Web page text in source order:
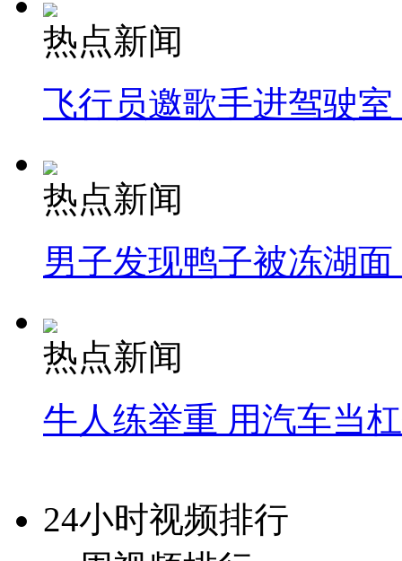
热点新闻
飞行员邀歌手进驾驶
热点新闻
男子发现鸭子被冻湖
热点新闻
牛人练举重 用汽车当
24小时视频排行